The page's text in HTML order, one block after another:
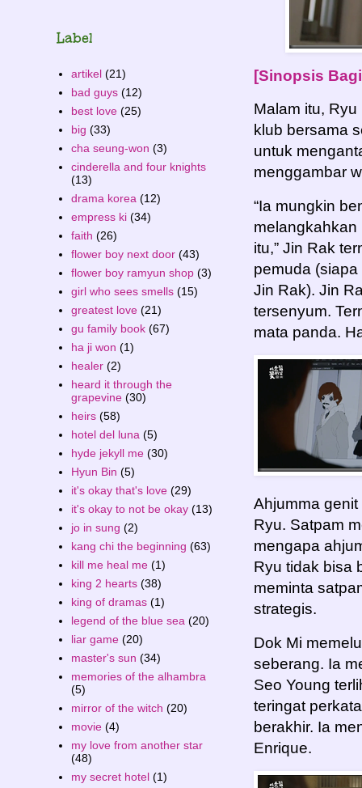
[Sinopsis
Malam itu,
klub bersama
untuk
menggambar
“Ia mungkin
melangkahkan
itu,” Jin Rak
pemuda
Jin Rak). Jin
tersenyum.
mata panda.
Ahjumma
Ryu. Satpam
mengapa
Ryu tidak bisa
meminta
strategis.
Dok Mi
seberang. Ia
Seo Young
teringat
berakhir. Ia
Enrique.
Label
artikel (21)
bad guys (12)
best love (25)
big (33)
cha seung-won (3)
cinderella and four knights
(13)
drama korea (12)
empress ki (34)
faith (26)
flower boy next door (43)
flower boy ramyun shop (3)
girl who sees smells (15)
greatest love (21)
gu family book (67)
ha ji won (1)
healer (2)
heard it through the
grapevine (30)
heirs (58)
hotel del luna (5)
hyde jekyll me (30)
Hyun Bin (5)
it's okay that's love (29)
it's okay to not be okay (13)
jo in sung (2)
kang chi the beginning (63)
kill me heal me (1)
king 2 hearts (38)
king of dramas (1)
legend of the blue sea (20)
liar game (20)
master's sun (34)
memories of the alhambra
(5)
mirror of the witch (20)
movie (4)
my love from another star
(48)
my secret hotel (1)